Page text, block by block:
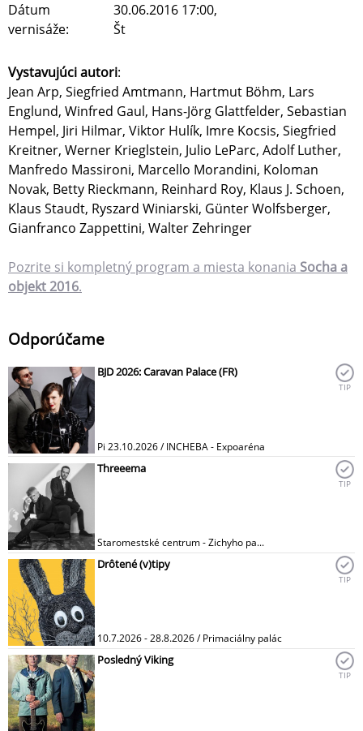
Dátum
vernisáže:
30.06.2016 17:00,
Št
Vystavujúci autori:
Jean Arp, Siegfried Amtmann, Hartmut Böhm, Lars
Englund, Winfred Gaul, Hans-Jörg Glattfelder, Sebastian
Hempel, Jiri Hilmar, Viktor Hulík, Imre Kocsis, Siegfried
Kreitner, Werner Krieglstein, Julio LeParc, Adolf Luther,
Manfredo Massironi, Marcello Morandini, Koloman
Novak, Betty Rieckmann, Reinhard Roy, Klaus J. Schoen,
Klaus Staudt, Ryszard Winiarski, Günter Wolfsberger,
Gianfranco Zappettini, Walter Zehringer
Pozrite si kompletný program a miesta konania Socha a
objekt 2016.
Odporúčame
BJD 2026: Caravan Palace (FR)
Pi 23.10.2026 / INCHEBA - Expoaréna
TIP
Threeema
Staromestské centrum - Zichyho pa...
TIP
Drôtené (v)tipy
10.7.2026 - 28.8.2026 / Primaciálny palác
TIP
Posledný Viking
TIP